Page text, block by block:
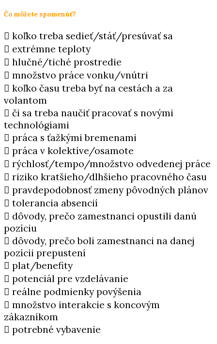
Čo môžete spomenúť?
 koľko treba sedieť/stáť/presúvať sa
 extrémne teploty
 hlučné/tiché prostredie
 množstvo práce vonku/vnútri
 koľko času treba byť na cestách a za
volantom
 či sa treba naučiť pracovať s novými
technológiami
 práca s ťažkými bremenami
 práca v kolektíve/osamote
 rýchlosť/tempo/množstvo odvedenej práce
 riziko kratšieho/dlhšieho pracovného času
 pravdepodobnosť zmeny pôvodných plánov
 tolerancia absencií
 dôvody, prečo zamestnanci opustili danú
pozíciu
 dôvody, prečo boli zamestnanci na danej
pozícii prepustení
 plat/benefity
 potenciál pre vzdelávanie
 reálne podmienky povýšenia
 množstvo interakcie s koncovým
zákazníkom
 potrebné vybavenie